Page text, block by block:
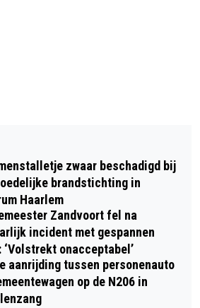
HOUDT DE SPANNING
BIJ DE FILM & FOOD
zwaar beschadigd bij
brandstichting in
Haarlem
Zandvoort fel na
incident met gespannen
‘Volstrekt onacceptabel’
aanrijding tussen personenauto
op de N206 in